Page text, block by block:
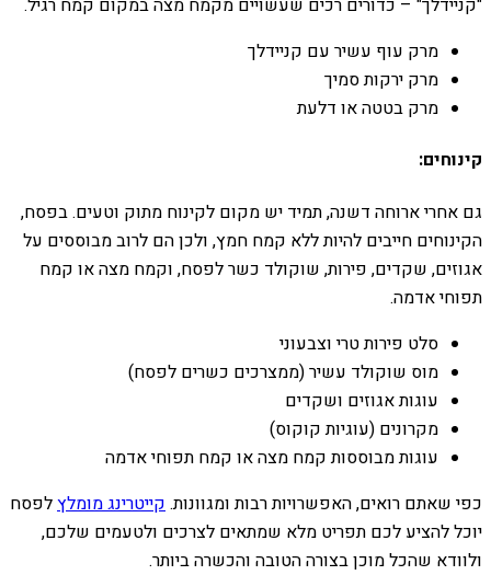
"קניידלך" – כדורים רכים שעשויים מקמח מצה במקום קמח רגיל.
מרק עוף עשיר עם קניידלך
מרק ירקות סמיך
מרק בטטה או דלעת
קינוחים:
גם אחרי ארוחה דשנה, תמיד יש מקום לקינוח מתוק וטעים. בפסח,
הקינוחים חייבים להיות ללא קמח חמץ, ולכן הם לרוב מבוססים על
אגוזים, שקדים, פירות, שוקולד כשר לפסח, וקמח מצה או קמח
תפוחי אדמה.
סלט פירות טרי וצבעוני
מוס שוקולד עשיר (ממצרכים כשרים לפסח)
עוגות אגוזים ושקדים
מקרונים (עוגיות קוקוס)
עוגות מבוססות קמח מצה או קמח תפוחי אדמה
כפי שאתם רואים, האפשרויות רבות ומגוונות. קייטרינג מומלץלפסח
יוכל להציע לכם תפריט מלא שמתאים לצרכים ולטעמים שלכם,
ולוודא שהכל מוכן בצורה הטובה והכשרה ביותר.